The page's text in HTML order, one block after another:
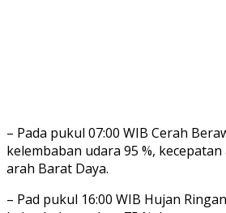
– Pada pukul 07:00 WIB Cerah
kelembaban udara 95 %,
arah Barat Daya.
– Pad pukul 16:00 WIB Hujan